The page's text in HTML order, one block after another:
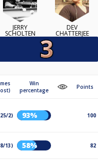
JERRY
SCHOLTEN
DEV
CHATTERJEE
Win
percentage
Points
2) 93% 100
13) 58% 82